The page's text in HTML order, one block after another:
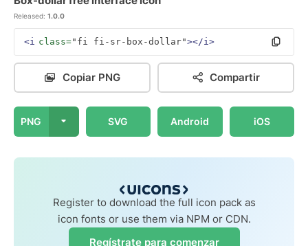
Released: 1.0.0
<i class="fi fi-sr-box-dollar"></i>
Copiar PNG Compartir
PNG SVG Android iOS
Register to download the full icon pack as
icon fonts or use them via NPM or CDN.
Regístrate para comenzar